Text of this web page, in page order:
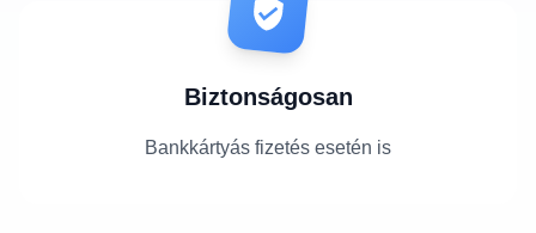
Biztonságosan
Bankkártyás fizetés esetén is